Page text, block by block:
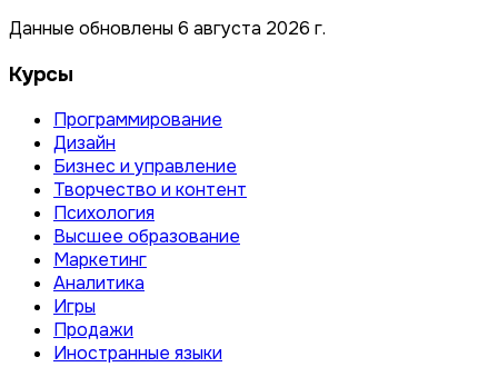
Данные обновлены 6 августа 2026 г.
Курсы
Программирование
Дизайн
Бизнес и управление
Творчество и контент
Психология
Высшее образование
Маркетинг
Аналитика
Игры
Продажи
Иностранные языки